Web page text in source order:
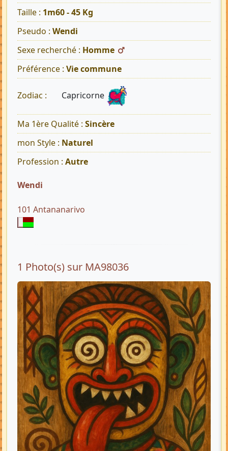
Taille : 1m60 - 45 Kg
Pseudo : Wendi
Sexe recherché : Homme
Préférence : Vie commune
Zodiac : Capricorne
Ma 1ère Qualité : Sincère
mon Style : Naturel
Profession : Autre
Wendi
101 Antananarivo
1 Photo(s) sur MA98036